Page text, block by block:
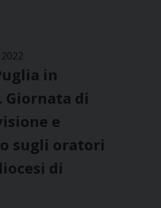
in
Giornata di
e
sugli oratori
di